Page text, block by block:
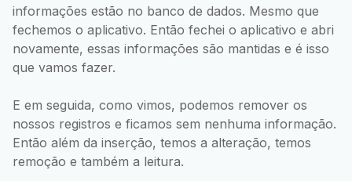
informações estão no banco de dados. Mesmo que
fechemos o aplicativo. Então fechei o aplicativo e abri
novamente, essas informações são mantidas e é isso
que vamos fazer.
E em seguida, como vimos, podemos remover os
nossos registros e ficamos sem nenhuma informação.
Então além da inserção, temos a alteração, temos
remoção e também a leitura.